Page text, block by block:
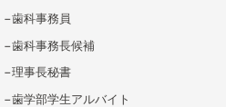
歯科事務員
歯科事務長候補
理事長秘書
歯学部学生アルバイト